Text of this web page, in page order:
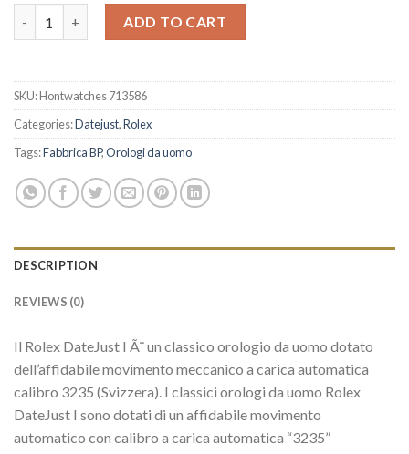
ADD TO CART
SKU:Hontwatches 713586
Categories:Datejust,Rolex
Tags:Fabbrica BP,Orologi da uomo
DESCRIPTION
REVIEWS (0)
Il Rolex DateJust I Ã¨ un classico orologio da uomo dotato
dell’affidabile movimento meccanico a carica automatica
calibro 3235 (Svizzera). I classici orologi da uomo Rolex
DateJust I sono dotati di un affidabile movimento
automatico con calibro a carica automatica “3235”